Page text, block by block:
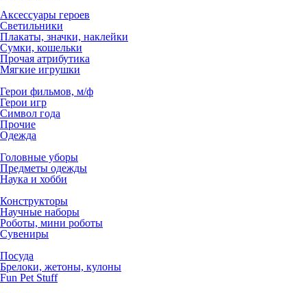
Аксессуары героев
Светильники
Плакаты, значки, наклейки
Сумки, кошельки
Прочая атрибутика
Мягкие игрушки
Герои фильмов, м/ф
Герои игр
Символ года
Прочие
Одежда
Головные уборы
Предметы одежды
Наука и хобби
Конструкторы
Научные наборы
Роботы, мини роботы
Сувениры
Посуда
Брелоки, жетоны, кулоны
Fun Pet Stuff